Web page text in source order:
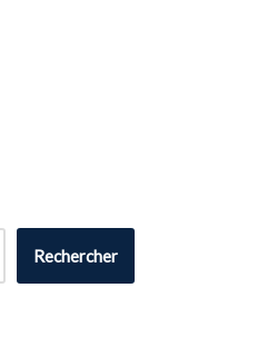
Rechercher